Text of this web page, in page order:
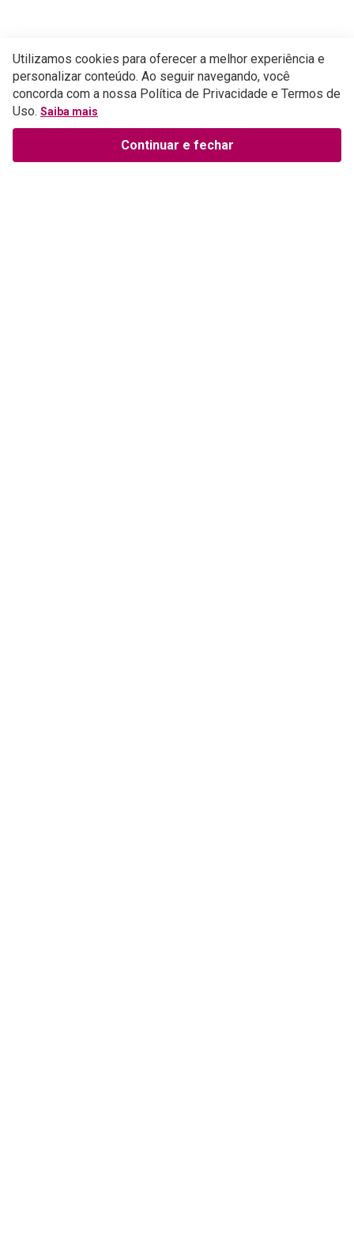
Utilizamos cookies para oferecer a melhor experiência e
personalizar conteúdo. Ao seguir navegando, você
concorda com a nossa Política de Privacidade e Termos de
Uso. Saiba mais
Continuar e fechar